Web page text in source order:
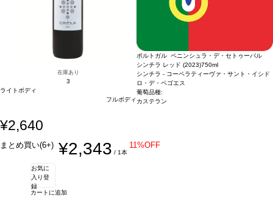
在庫あり
3
ライトボディ
フルボディ
ポルトガル ペニンシュラ・デ・セトゥーバル
シンチラ レッド (2023)750ml
シンチラ - コーペラティーヴァ・サント・イシド
ロ・デ・ペゴエス
葡萄品種:
カステラン
¥2,640
まとめ買い(6+) ¥2,343 / 1本
11%OFF
お気に
入り登
録
カートに追加